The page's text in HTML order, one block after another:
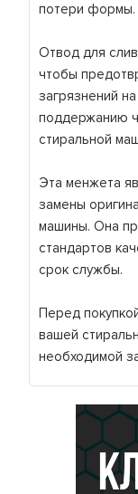
потери формы.
Отвод для
чтобы
загрязнений
поддержанию
стиральной
Эта менжета
замены
машины. Она
стандартов
срок службы.
Перед
вашей
необходимой